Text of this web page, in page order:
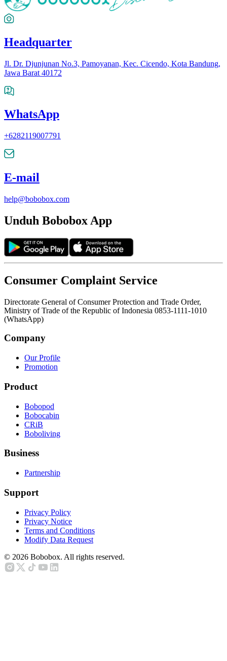
Headquarter
Jl. Dr. Djunjunan No.3, Pamoyanan, Kec. Cicendo, Kota Bandung,
Jawa Barat 40172
WhatsApp
+6282119007791
E-mail
help@bobobox.com
Unduh Bobobox App
Consumer Complaint Service
Directorate General of Consumer Protection and Trade Order,
Ministry of Trade of the Republic of Indonesia 0853-1111-1010
(WhatsApp)
Company
Our Profile
Promotion
Product
Bobopod
Bobocabin
CRiB
Boboliving
Business
Partnership
Support
Privacy Policy
Privacy Notice
Terms and Conditions
Modify Data Request
© 2026 Bobobox. All rights reserved.